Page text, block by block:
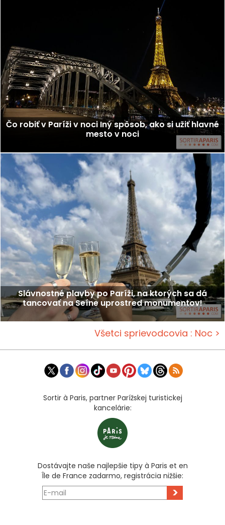
Čo robiť v Paríži v noci Iný spôsob, ako si užiť hlavné
mesto v noci
Slávnostné plavby po Paríži, na ktorých sa dá
tancovať na Seíne uprostred monumentov!
Všetci sprievodcovia : Noc >
Sortir à Paris, partner Parížskej turistickej
kancelárie:
Dostávajte naše najlepšie tipy à Paris et en
Île de France zadarmo, registrácia nižšie:
>